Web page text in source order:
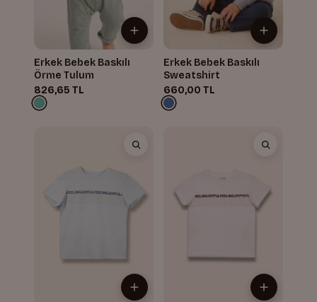
Erkek Bebek Baskılı
Örme Tulum
826,65 TL
Erkek Bebek Baskılı
Sweatshirt
660,00 TL